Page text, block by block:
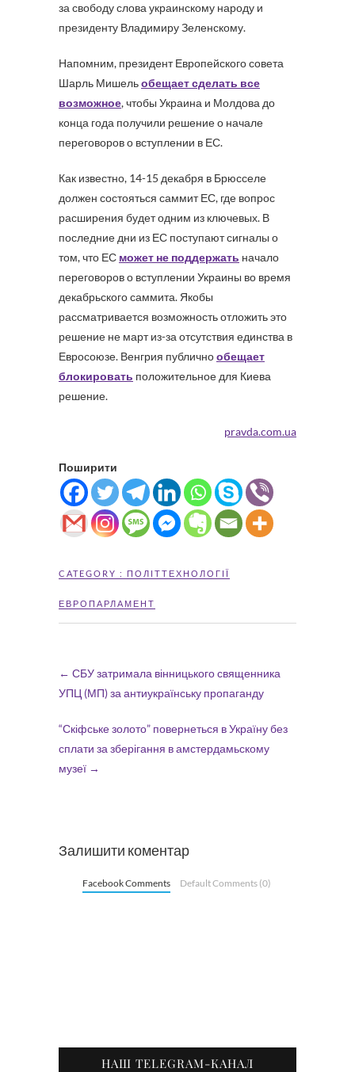
за свободу слова украинскому народу и
президенту Владимиру Зеленскому.
Напомним, президент Европейского совета
Шарль Мишельобещает сделать все
возможное, чтобы Украина и Молдова до
конца года получили решение о начале
переговоров о вступлении в ЕС.
Как известно, 14-15 декабря в Брюсселе
должен состояться саммит ЕС, где вопрос
расширения будет одним из ключевых. В
последние дни из ЕС поступают сигналы о
том, что ЕС может не поддержать начало
переговоров о вступлении Украины во время
декабрьского саммита. Якобы
рассматривается возможность отложить это
решение не март из-за отсутствия единства в
Евросоюзе. Венгрия публичнообещает
блокировать положительное для Киева
решение.
pravda.com.ua
Поширити
CATEGORY : ПОЛІТТЕХНОЛОГІЇ
ЕВРОПАРЛАМЕНТ
← СБУ затримала вінницького священника
УПЦ (МП) за антиукраїнську пропаганду
“Скіфське золото” повернеться в Україну без
сплати за зберігання в амстердамьскому
музеї →
Залишити коментар
Facebook Comments Default Comments (0)
НАШ TELEGRAM-КАНАЛ